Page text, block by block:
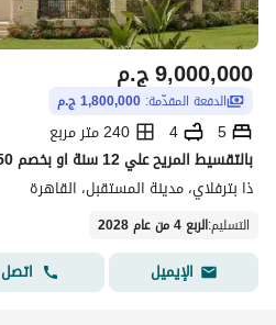
ج.م9,000,000
الدفعة المقدّمة: 1,800,000 ج.م
5
4
240 متر مربع
ذا بترفلاي، مدينة المستقبل، القاهرة
التسليم:الربع 4 من عام 2028
الإيميل اتصل